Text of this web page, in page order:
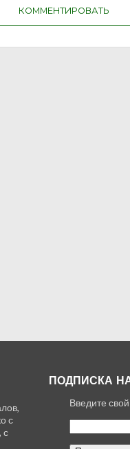
КОММЕНТИРОВАТЬ
с
с
ПОДПИСКА
Введите